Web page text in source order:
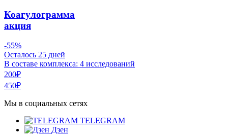
Коагулограмма
акция
-55%
Осталось 25 дней
В составе комплекса: 4 исследований
200₽
450₽
Мы в социальных сетях
TELEGRAM
Дзен